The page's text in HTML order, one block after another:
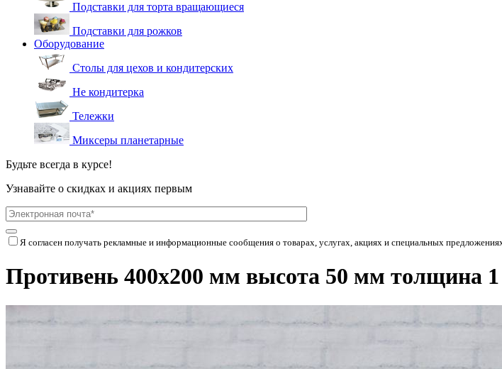
Подставки для торта вращающиеся
Подставки для рожков
Оборудование
Столы для цехов и кондитерских
Не кондитерка
Тележки
Миксеры планетарные
Будьте всегда в курсе!
Узнавайте о скидках и акциях первым
Я согласен получать рекламные и информационные сообщения о товарах, услугах, акциях и специальных
Противень 400х200 мм высота 50 мм толщина